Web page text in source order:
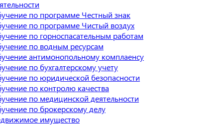
по программе Честный знак
по программе Чистый воздух
по горноспасательным работам
по водным ресурсам
антимонопольному комплаенсу
по бухгалтерскому учету
по юридической безопасности
по контролю качества
по медицинской деятельности
по брокерскому делу
имущество